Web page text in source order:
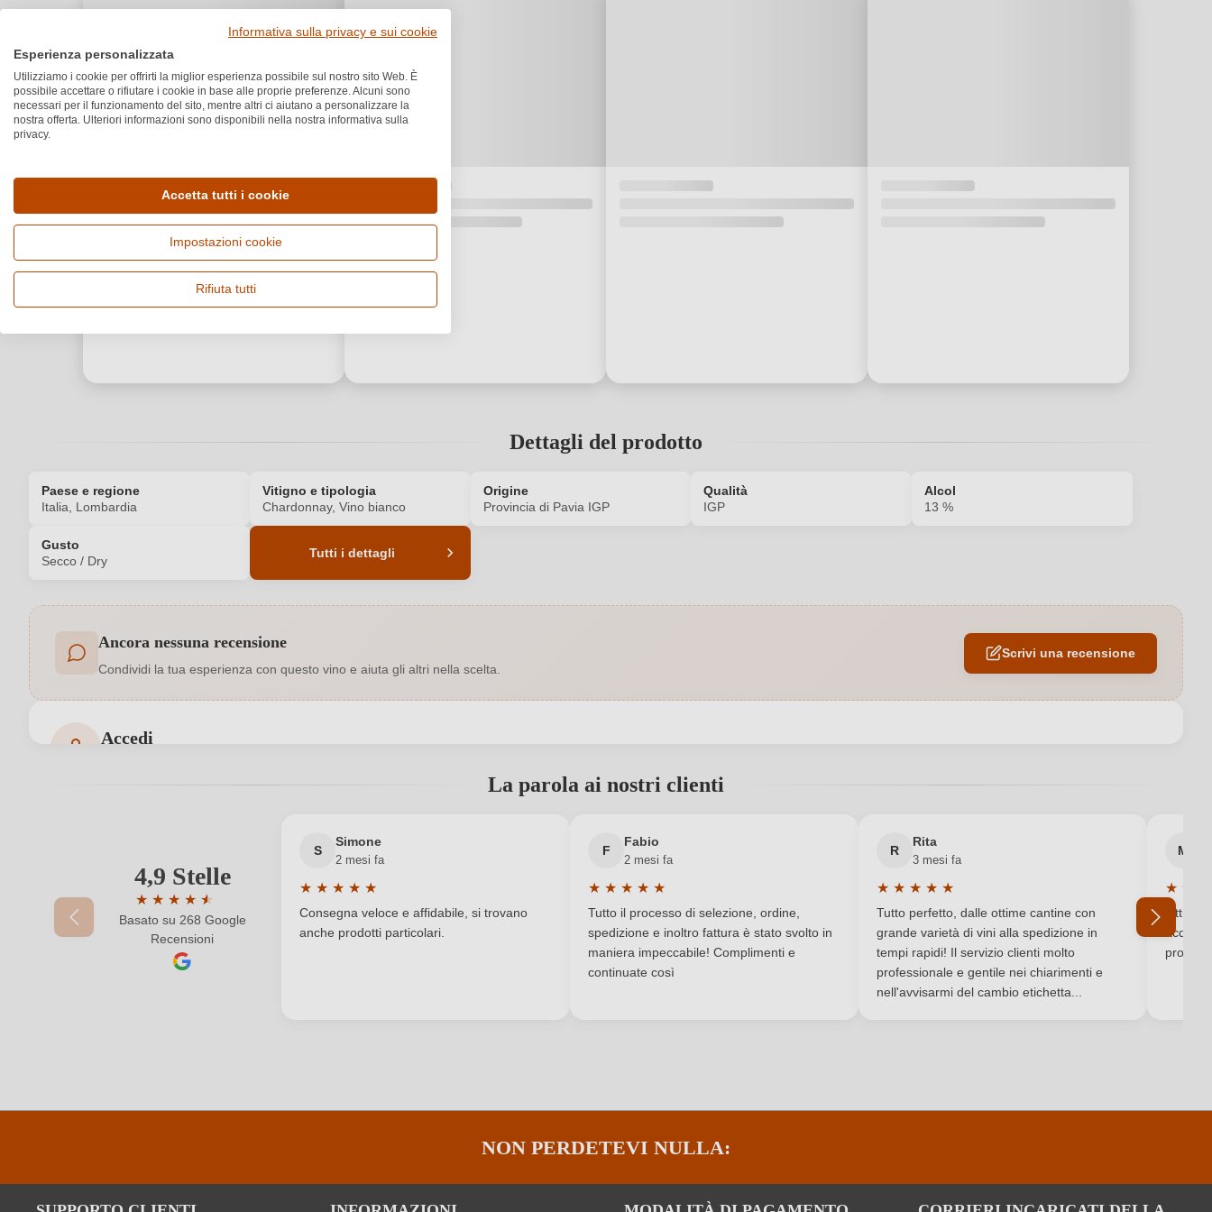
Dettagli del prodotto
Paese e regione
Italia, Lombardia
Vitigno e tipologia
Chardonnay, Vino bianco
Origine
Provincia di Pavia IGP
Qualità
IGP
Alcol
13 %
Gusto
Secco / Dry
Tutti i dettagli
Contenuto di alcol 0,75 L
Indicazione geografica
produttore
Finigeto Azienda Agricola di Dallavalle Aldo, Viale Mangiagalli 33, 27052
Godiasco Salice Terme, Italia
Finigeto Qualità
Tipo di vino
Varietà di uva Chardonnay
Ancora nessuna recensione
Condividi la tua esperienza con questo vino e aiuta gli altri nella scelta.
Scrivi una recensione
Accedi
Il tuo indirizzo e-mail
La tua password
Ho dimenticato la mia password.
La parola ai nostri clienti
4,9 Stelle
★ ★ ★ ★ ★
★
Valutazione media di 4.9 su 5 stelle
Basato su 268 Google
Recensioni
S
Simone
2 mesi fa
★ ★ ★ ★ ★
Valutazione media di 5 su 5 stelle
Consegna veloce e affidabile, si trovano
anche prodotti particolari.
F
Fabio
2 mesi fa
★ ★ ★ ★ ★
Valutazione media di 5 su 5 stelle
Tutto il processo di selezione, ordine,
spedizione e inoltro fattura è stato svolto in
maniera impeccabile! Complimenti e
continuate così
R
Rita
3 mesi fa
★ ★ ★ ★ ★
Valutazione media di 5 su 5 stelle
Tutto perfetto, dalle ottime cantine con
grande varietà di vini alla spedizione in
tempi rapidi! Il servizio clienti molto
professionale e gentile nei chiarimenti e
nell'avvisarmi del cambio etichetta...
M
★ ★
Ottimo
NON PERDETEVI NULLA:
Informativa sulla privacy e sui cookie
Esperienza personalizzata
Utilizziamo i cookie per offrirti la miglior esperienza possibile sul nostro sito Web. È
possibile accettare o rifiutare i cookie in base alle proprie preferenze. Alcuni sono
necessari per il funzionamento del sito, mentre altri ci aiutano a personalizzare la
nostra offerta. Ulteriori informazioni sono disponibili nella nostra informativa sulla
privacy.
Accetta tutti i cookie
Impostazioni cookie
Rifiuta tutti